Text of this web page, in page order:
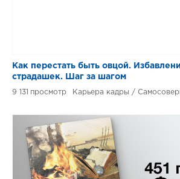
Как перестать быть овцой.
страдашек. Шаг за шагом
9 131 Карьера кадры /